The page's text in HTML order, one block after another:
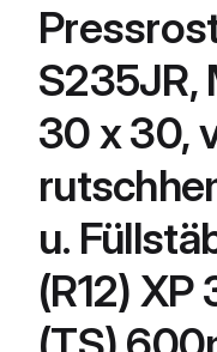
S235JR,
30 x 30,
u.
(R12)